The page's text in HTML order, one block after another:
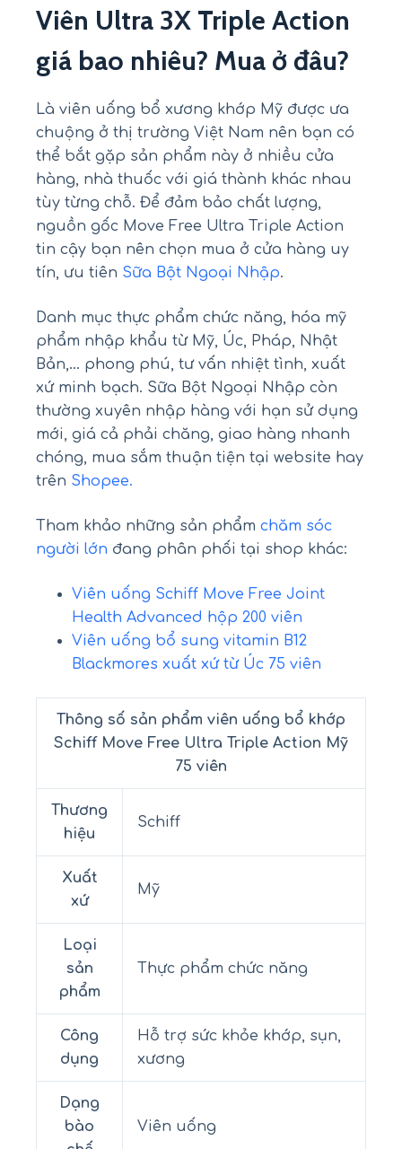
Viên Ultra 3X Triple Action
giá bao nhiêu? Mua ở đâu?
Là viên uống bổ xương khớp Mỹ được ưa
chuộng ở thị trường Việt Nam nên bạn có
thể bắt gặp sản phẩm này ở nhiều cửa
hàng, nhà thuốc với giá thành khác nhau
tùy từng chỗ. Để đảm bảo chất lượng,
nguồn gốc Move Free Ultra Triple Action
tin cậy bạn nên chọn mua ở cửa hàng uy
tín, ưu tiên Sữa Bột Ngoại Nhập.
Danh mục thực phẩm chức năng, hóa mỹ
phẩm nhập khẩu từ Mỹ, Úc, Pháp, Nhật
Bản,… phong phú, tư vấn nhiệt tình, xuất
xứ minh bạch. Sữa Bột Ngoại Nhập còn
thường xuyên nhập hàng với hạn sử dụng
mới, giá cả phải chăng, giao hàng nhanh
chóng, mua sắm thuận tiện tại website hay
trên Shopee.
Tham khảo những sản phẩm chăm sóc
người lớn đang phân phối tại shop khác:
Viên uống Schiff Move Free Joint
Health Advanced hộp 200 viên
Viên uống bổ sung vitamin B12
Blackmores xuất xứ từ Úc 75 viên
Thông số sản phẩm viên uống bổ khớp
Schiff Move Free Ultra Triple Action Mỹ
75 viên
Thương
hiệu
Schiff
Xuất
xứ
Mỹ
Loại
sản
phẩm
Thực phẩm chức năng
Công
dụng
Hỗ trợ sức khỏe khớp, sụn,
xương
Dạng
bào
Viên uống